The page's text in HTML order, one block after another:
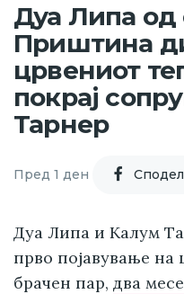
Дуа Липа од
Приштина
црвениот
покрај
Тарнер
Пред 1 ден
Дуа Липа и Калум
прво појавување на
брачен пар, два